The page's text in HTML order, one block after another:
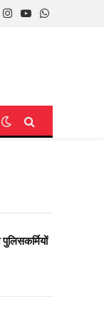
Instagram
YouTubeWhatsApp